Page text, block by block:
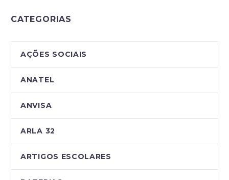
CATEGORIAS
AÇÕES SOCIAIS
ANATEL
ANVISA
ARLA 32
ARTIGOS ESCOLARES